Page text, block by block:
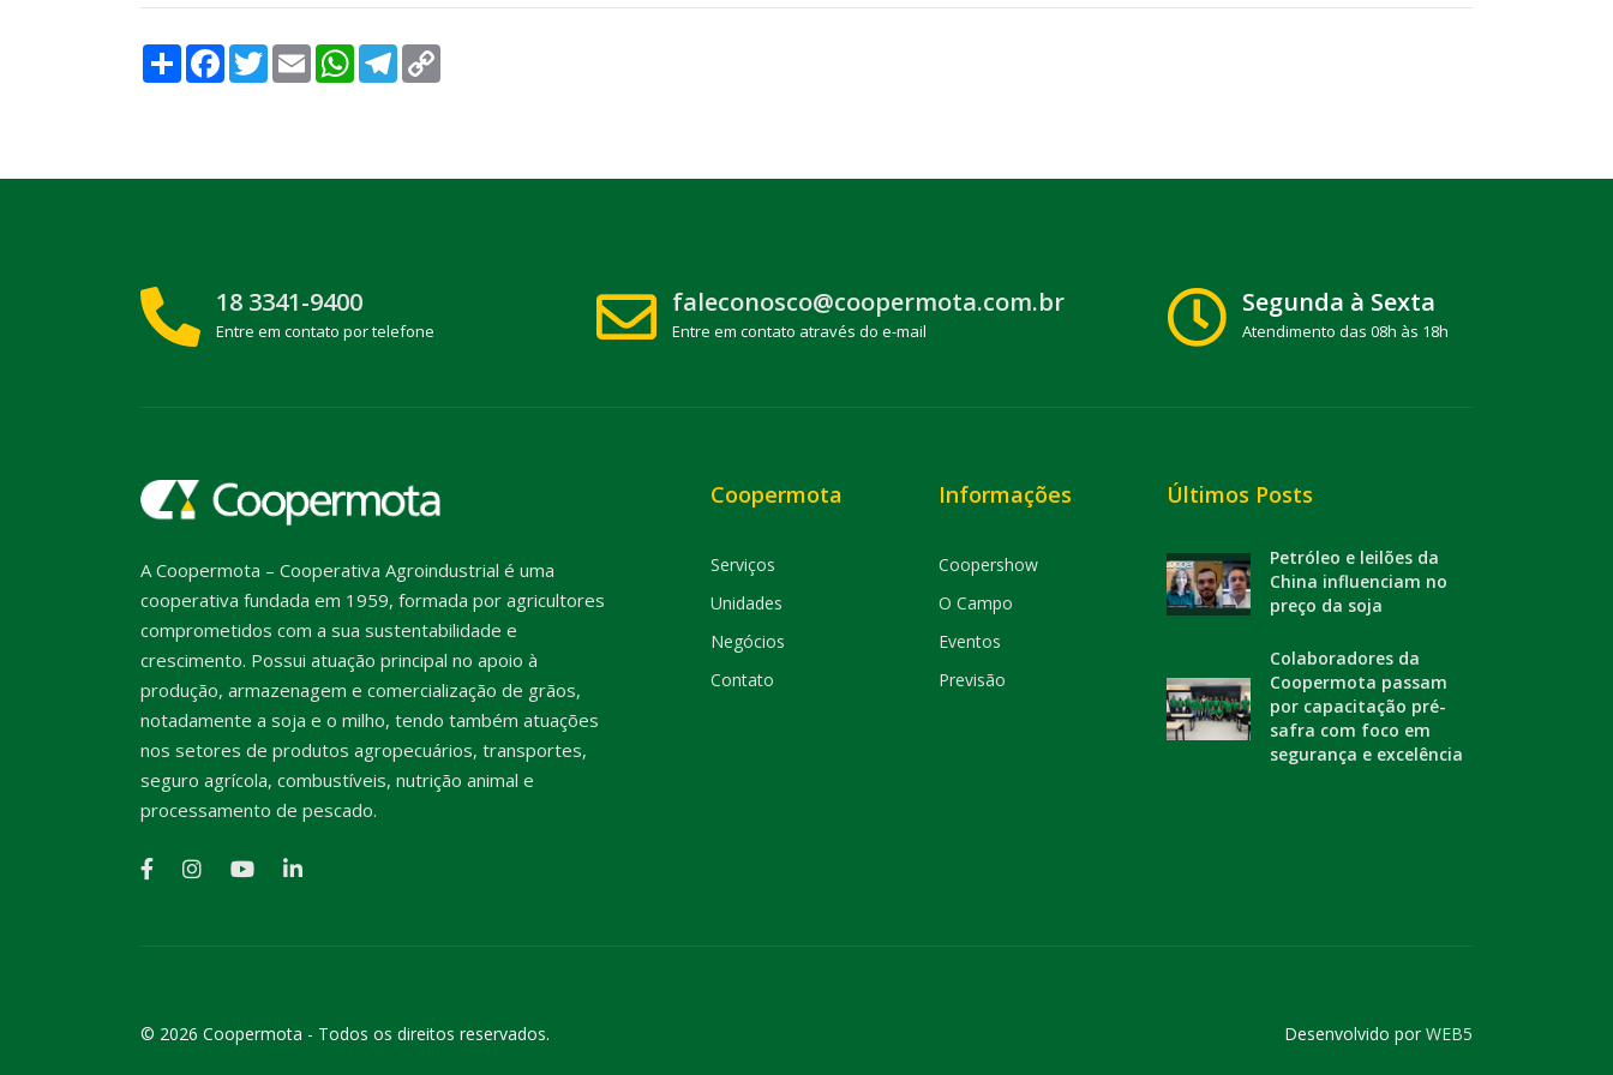
Compartilhar
FacebookTwitterEmail WhatsAppTelegram
18 3341-9400
Entre em contato por telefone
faleconosco@coopermota.com.br
Entre em contato através do e-mail
Segunda à Sexta
Atendimento das 08h às 18h
A Coopermota – Cooperativa Agroindustrial é uma
cooperativa fundada em 1959, formada por agricultores
comprometidos com a sua sustentabilidade e
crescimento. Possui atuação principal no apoio à
produção, armazenagem e comercialização de grãos,
notadamente a soja e o milho, tendo também atuações
nos setores de produtos agropecuários, transportes,
seguro agrícola, combustíveis, nutrição animal e
processamento de pescado.
Coopermota
Serviços
Unidades
Negócios
Contato
Informações
Coopershow
O Campo
Eventos
Previsão
Últimos Posts
Petróleo e leilões da
China influenciam no
preço da soja
Colaboradores da
Coopermota passam
por capacitação pré-
safra com foco em
segurança e excelência
© 2026 Coopermota - Todos os direitos reservados. Desenvolvido porWEB5